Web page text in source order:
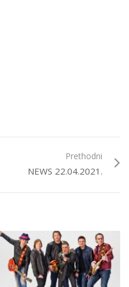
Prethodni
NEWS 22.04.2021.